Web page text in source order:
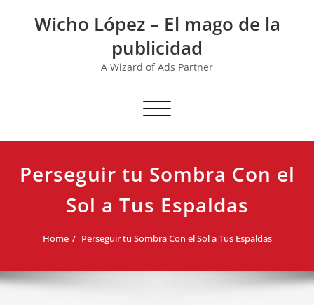
Wicho López – El mago de la
publicidad
A Wizard of Ads Partner
Toggle navigation
Perseguir tu Sombra Con el
Sol a Tus Espaldas
Home Perseguir tu Sombra Con el Sol a Tus Espaldas